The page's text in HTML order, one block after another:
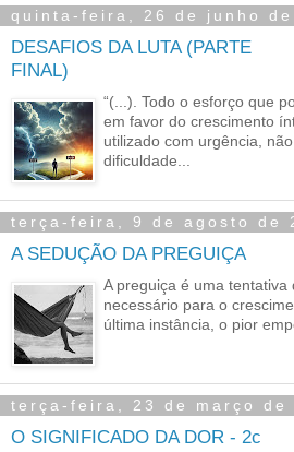
quinta-feira, 26 de junho de
DESAFIOS DA LUTA (PARTE
FINAL)
“(...). Todo o esforço que
em favor do crescimento
utilizado com urgência,
dificuldade...
terça-feira, 9 de agosto de
A SEDUÇÃO DA PREGUIÇA
A preguiça é uma
necessário para o
última instância, o pior
terça-feira, 23 de março de
O SIGNIFICADO DA DOR - 2c